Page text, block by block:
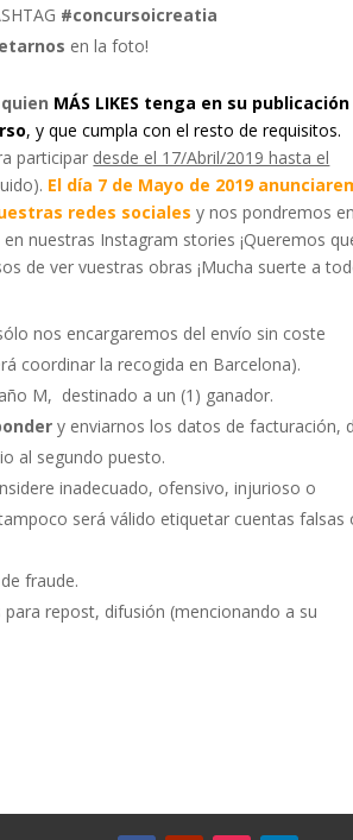
#concursoicreatia
en la foto!
MÁS LIKES tenga en su
, y que cumpla con el resto de requisitos.
participar desde el 17/Abril/2019 hasta el
El día 7 de Mayo de 2019
redes sociales y nos pondremos en
nuestras Instagram stories ¡Queremos
de ver vuestras obras ¡Mucha suerte a
nos encargaremos del envío sin coste
coordinar la recogida en Barcelona).
M, destinado a un (1) ganador.
y enviarnos los datos de facturación,
al segundo puesto.
inadecuado, ofensivo, injurioso o
será válido etiquetar cuentas falsas
fraude.
repost, difusión (mencionando a su